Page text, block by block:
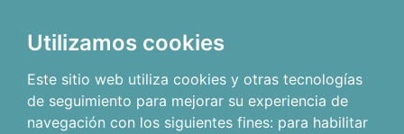
Utilizamos cookies
Este sitio web utiliza cookies y otras tecnologías
de seguimiento para mejorar su experiencia de
navegación con los siguientes fines: para habilitar